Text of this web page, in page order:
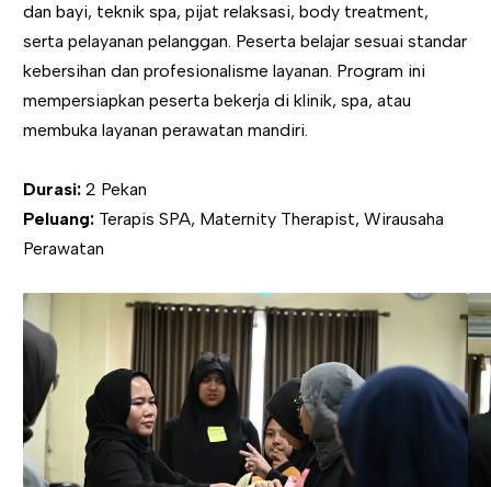
dan bayi, teknik spa, pijat relaksasi, body treatment,
serta pelayanan pelanggan. Peserta belajar sesuai standar
kebersihan dan profesionalisme layanan. Program ini
mempersiapkan peserta bekerja di klinik, spa, atau
membuka layanan perawatan mandiri.
Durasi: 2 Pekan
Peluang: Terapis SPA, Maternity Therapist, Wirausaha
Perawatan